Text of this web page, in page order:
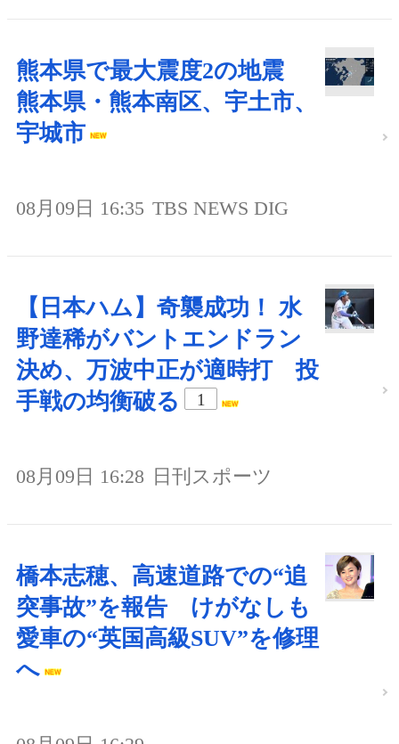
熊本県で最大震度2の地震
熊本県・熊本南区、宇土市、
宇城市
08月09日 16:35 TBS NEWS DIG
【日本ハム】奇襲成功！ 水
野達稀がバントエンドラン
決め、万波中正が適時打 投
手戦の均衡破る
1
08月09日 16:28 日刊スポーツ
橋本志穂、高速道路での“追
突事故”を報告 けがなしも
愛車の“英国高級SUV”を修理
へ